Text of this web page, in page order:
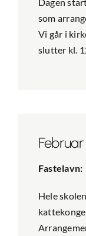
som
Vi går i
slutter kl.
Februar
Fastelavn:
Hele